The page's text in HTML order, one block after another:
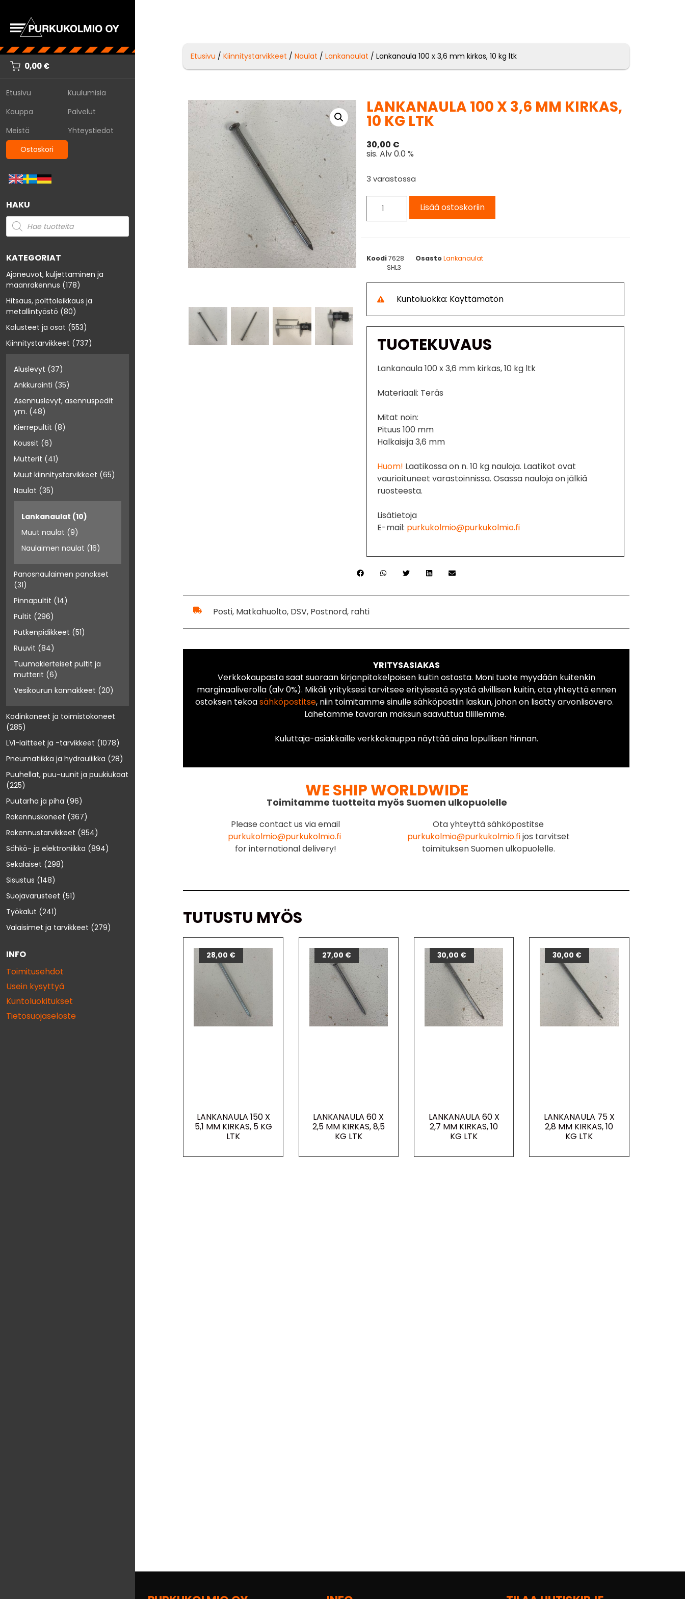
0,00€
Etusivu
Kuulumisia
Kauppa
Palvelut
Meistä
Yhteystiedot
Ostoskori
HAKU
KATEGORIAT
Ajoneuvot, kuljettaminen ja
maanrakennus (178)
Hitsaus, polttoleikkaus ja
metallintyöstö (80)
Kalusteet ja osat (553)
Kiinnitystarvikkeet (737)
Aluslevyt (37)
Ankkurointi (35)
Asennuslevyt, asennuspedit
ym. (48)
Kierrepultit (8)
Koussit (6)
Mutterit (41)
Muut kiinnitystarvikkeet (65)
Naulat (35)
Lankanaulat (10)
Muut naulat (9)
Naulaimen naulat (16)
Panosnaulaimen panokset
(31)
Pinnapultit (14)
Pultit (296)
Putkenpidikkeet (51)
Ruuvit (84)
Tuumakierteiset pultit ja
mutterit (6)
Vesikourun kannakkeet (20)
Kodinkoneet ja toimistokoneet
(285)
LVI-laitteet ja -tarvikkeet (1078)
Pneumatiikka ja hydrauliikka (28)
Puuhellat, puu-uunit ja puukiukaat
(225)
Puutarha ja piha (96)
Rakennuskoneet (367)
Rakennustarvikkeet (854)
Sähkö- ja elektroniikka (894)
Sekalaiset (298)
Sisustus (148)
Suojavarusteet (51)
Työkalut (241)
Valaisimet ja tarvikkeet (279)
INFO
Toimitusehdot
Usein kysyttyä
Kuntoluokitukset
Tietosuojaseloste
Etusivu /Kiinnitystarvikkeet /Naulat /Lankanaulat / Lankanaula 100 x 3,6 mm kirkas, 10 kg ltk
LANKANAULA 100 X 3,6 MM KIRKAS,
10 KG LTK
30,00 €
sis. Alv 0.0 %
3 varastossa
Lisää ostoskoriin
Koodi7628 Osasto Lankanaulat
SHL3
Kuntoluokka: Käyttämätön
TUOTEKUVAUS
Lankanaula 100 x 3,6 mm kirkas, 10 kg ltk
Materiaali: Teräs
Mitat noin:
Pituus 100 mm
Halkaisija 3,6 mm
Huom! Laatikossa on n. 10 kg nauloja. Laatikot ovat
vaurioituneet varastoinnissa. Osassa nauloja on jälkiä
ruosteesta.
Lisätietoja
E-mail: purkukolmio@purkukolmio.fi
Posti, Matkahuolto, DSV, Postnord, rahti
YRITYSASIAKAS
Verkkokaupasta saat suoraan kirjanpitokelpoisen kuitin ostosta. Moni tuote myydään kuitenkin
marginaaliverolla (alv 0%). Mikäli yrityksesi tarvitsee erityisestä syystä alvillisen kuitin, ota yhteyttä ennen
ostoksen tekoasähköpostitse, niin toimitamme sinulle sähköpostiin laskun, johon on lisätty arvonlisävero.
Lähetämme tavaran maksun saavuttua tilillemme.
Kuluttaja-asiakkaille verkkokauppa näyttää aina lopullisen hinnan.
WE SHIP WORLDWIDE
Toimitamme tuotteita myös Suomen ulkopuolelle
Please contact us via email
purkukolmio@purkukolmio.fi
for international delivery!
Ota yhteyttä sähköpostitse
purkukolmio@purkukolmio.fijos tarvitset
toimituksen Suomen ulkopuolelle.
TUTUSTU MYÖS
LANKANAULA 150 X
5,1 MM KIRKAS, 5 KG
LTK
28,00 €
LANKANAULA 60 X
2,5 MM KIRKAS, 8,5
KG LTK
27,00 €
LANKANAULA 60 X
2,7 MM KIRKAS, 10
KG LTK
30,00 €
LANKANAULA 75 X
2,8 MM KIRKAS, 10
KG LTK
30,00 €